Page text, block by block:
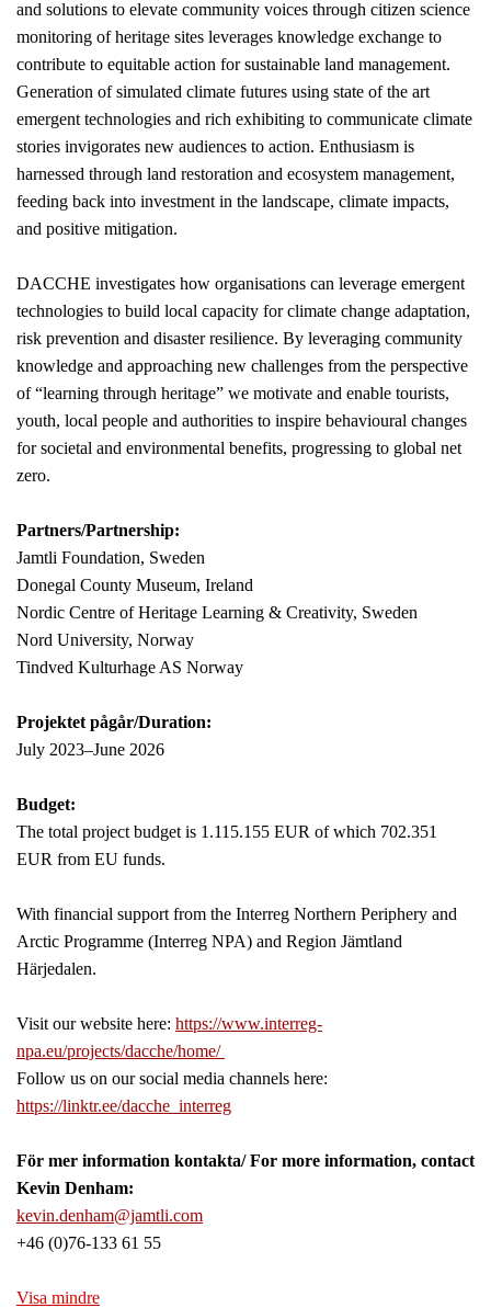
and solutions to elevate community voices through citizen science
monitoring of heritage sites leverages knowledge exchange to
contribute to equitable action for sustainable land management.
Generation of simulated climate futures using state of the art
emergent technologies and rich exhibiting to communicate climate
stories invigorates new audiences to action. Enthusiasm is
harnessed through land restoration and ecosystem management,
feeding back into investment in the landscape, climate impacts,
and positive mitigation.
DACCHE investigates how organisations can leverage emergent
technologies to build local capacity for climate change adaptation,
risk prevention and disaster resilience. By leveraging community
knowledge and approaching new challenges from the perspective
of “learning through heritage” we motivate and enable tourists,
youth, local people and authorities to inspire behavioural changes
for societal and environmental benefits, progressing to global net
zero.
Partners/Partnership:
Jamtli Foundation, Sweden
Donegal County Museum, Ireland
Nordic Centre of Heritage Learning & Creativity, Sweden
Nord University, Norway
Tindved Kulturhage AS Norway
Projektet pågår/Duration:
July 2023–June 2026
Budget:
The total project budget is 1.115.155 EUR of which 702.351
EUR from EU funds.
With financial support from the Interreg Northern Periphery and
Arctic Programme (Interreg NPA) and Region Jämtland
Härjedalen.
Visit our website here: https://www.interreg-
npa.eu/projects/dacche/home/
Follow us on our social media channels here:
https://linktr.ee/dacche_interreg
För mer information kontakta/ For more information, contact
Kevin Denham:
kevin.denham@jamtli.com
+46 (0)76-133 61 55
Visa mindre